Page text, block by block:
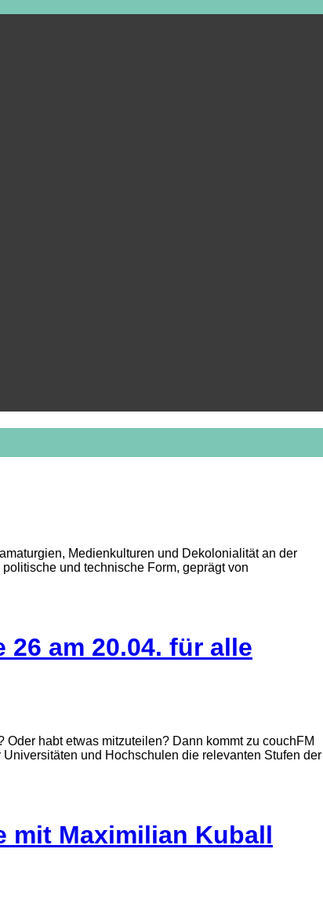
Medienkulturen und Dekolonialität an der
und technische Form, geprägt von
26 am 20.04. für alle
habt etwas mitzuteilen? Dann kommt zu couchFM
und Hochschulen die relevanten Stufen der
mit Maximilian Kuball